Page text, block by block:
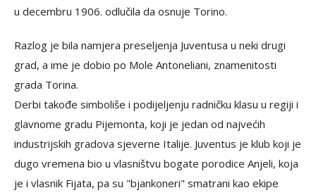
u decembru 1906. odlučila da osnuje Torino.
Razlog je bila namjera preseljenja Juventusa u neki drugi
grad, a ime je dobio po Mole Antoneliani, znamenitosti
grada Torina.
Derbi takođe simboliše i podijeljenju radničku klasu u regiji i
glavnome gradu Pijemonta, koji je jedan od najvećih
industrijskih gradova sjeverne Italije. Juventus je klub koji je
dugo vremena bio u vlasništvu bogate porodice Anjeli, koja
je i vlasnik Fijata, pa su "bjankoneri" smatrani kao ekipe